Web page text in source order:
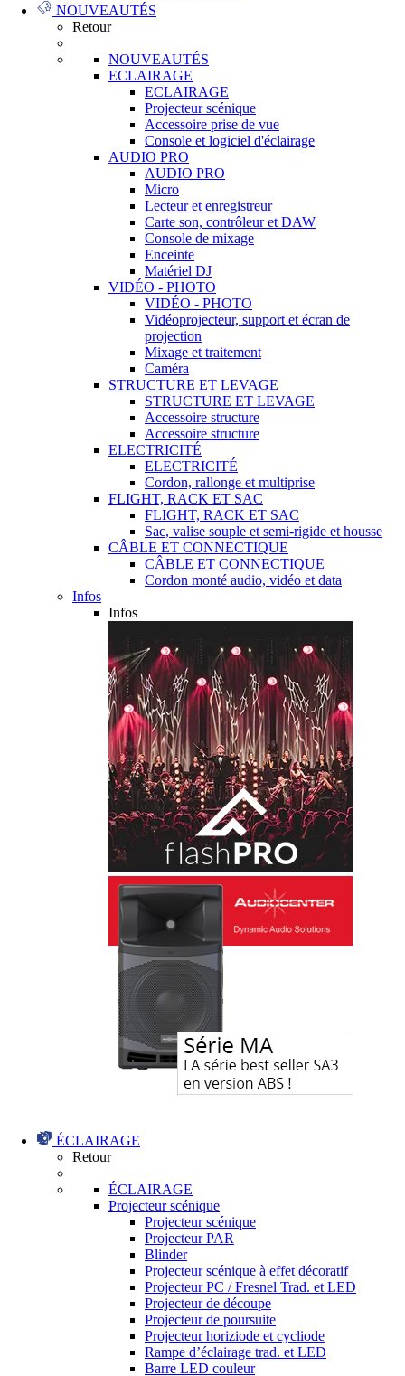
NOUVEAUTÉS
Retour
NOUVEAUTÉS
ECLAIRAGE
ECLAIRAGE
Projecteur scénique
Accessoire prise de vue
Console et logiciel d'éclairage
AUDIO PRO
AUDIO PRO
Micro
Lecteur et enregistreur
Carte son, contrôleur et DAW
Console de mixage
Enceinte
Matériel DJ
VIDÉO - PHOTO
VIDÉO - PHOTO
Vidéoprojecteur, support et écran de
projection
Mixage et traitement
Caméra
STRUCTURE ET LEVAGE
STRUCTURE ET LEVAGE
Accessoire structure
Accessoire structure
ELECTRICITÉ
ELECTRICITÉ
Cordon, rallonge et multiprise
FLIGHT, RACK ET SAC
FLIGHT, RACK ET SAC
Sac, valise souple et semi-rigide et housse
CÂBLE ET CONNECTIQUE
CÂBLE ET CONNECTIQUE
Cordon monté audio, vidéo et data
Infos
Infos
ÉCLAIRAGE
Retour
ÉCLAIRAGE
Projecteur scénique
Projecteur scénique
Projecteur PAR
Blinder
Projecteur scénique à effet décoratif
Projecteur PC / Fresnel Trad. et LED
Projecteur de découpe
Projecteur de poursuite
Projecteur horiziode et cycliode
Rampe d’éclairage trad. et LED
Barre LED couleur